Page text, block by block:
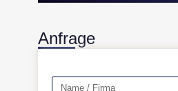
Anfrage